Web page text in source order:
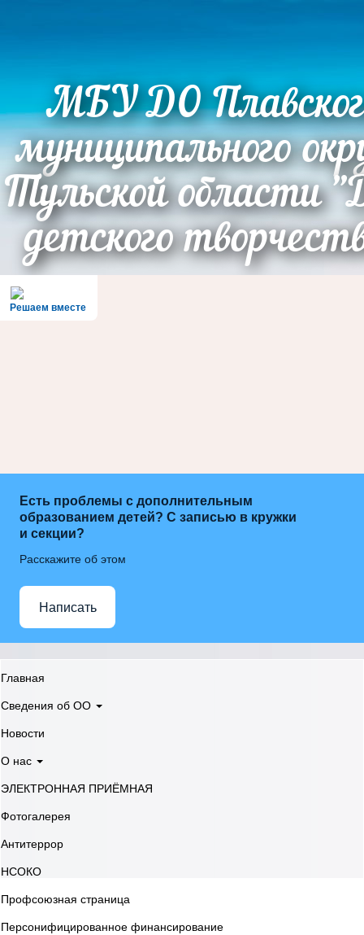
МБУ ДО
муниципального
Тульской области
детского
Решаем вместе
Есть проблемы с дополнительным
образованием детей? С записью в кружки
и секции?
Расскажите об этом
Написать
Главная
Сведения об ОО
Новости
О нас
ЭЛЕКТРОННАЯ ПРИЁМНАЯ
Фотогалерея
Антитеррор
НСОКО
Профсоюзная страница
Персонифицированное финансирование